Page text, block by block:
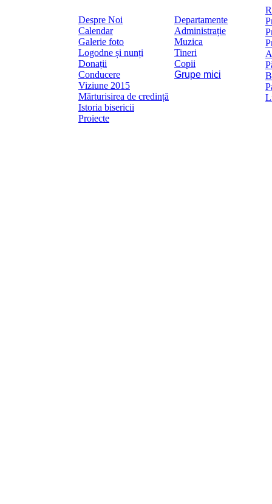
Despre Noi
Calendar
Galerie foto
Logodne și nunți
Donații
Conducere
Viziune 2015
Mărturisirea de credință
Istoria bisericii
Proiecte
Departamente
Administrație
Muzica
Tineri
Copii
Grupe mici